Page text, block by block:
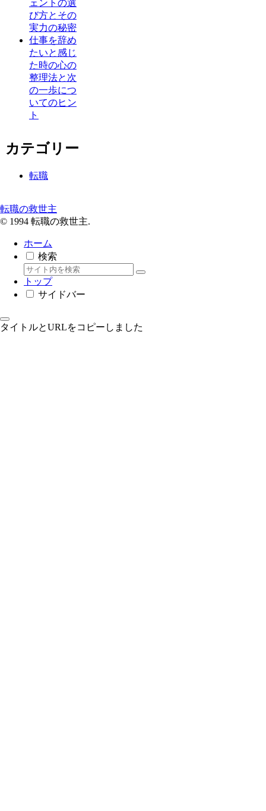
ェントの選
び方とその
実力の秘密
仕事を辞め
たいと感じ
た時の心の
整理法と次
の一歩につ
いてのヒン
ト
カテゴリー
転職
転職の救世主
© 1994 転職の救世主.
ホーム
検索
トップ
サイドバー
タイトルとURLをコピーしました